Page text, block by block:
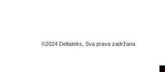
©2024 Deltateks, Sva prava zadržana